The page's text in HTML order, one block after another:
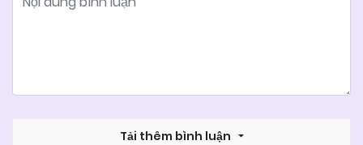
Tải thêm bình luận